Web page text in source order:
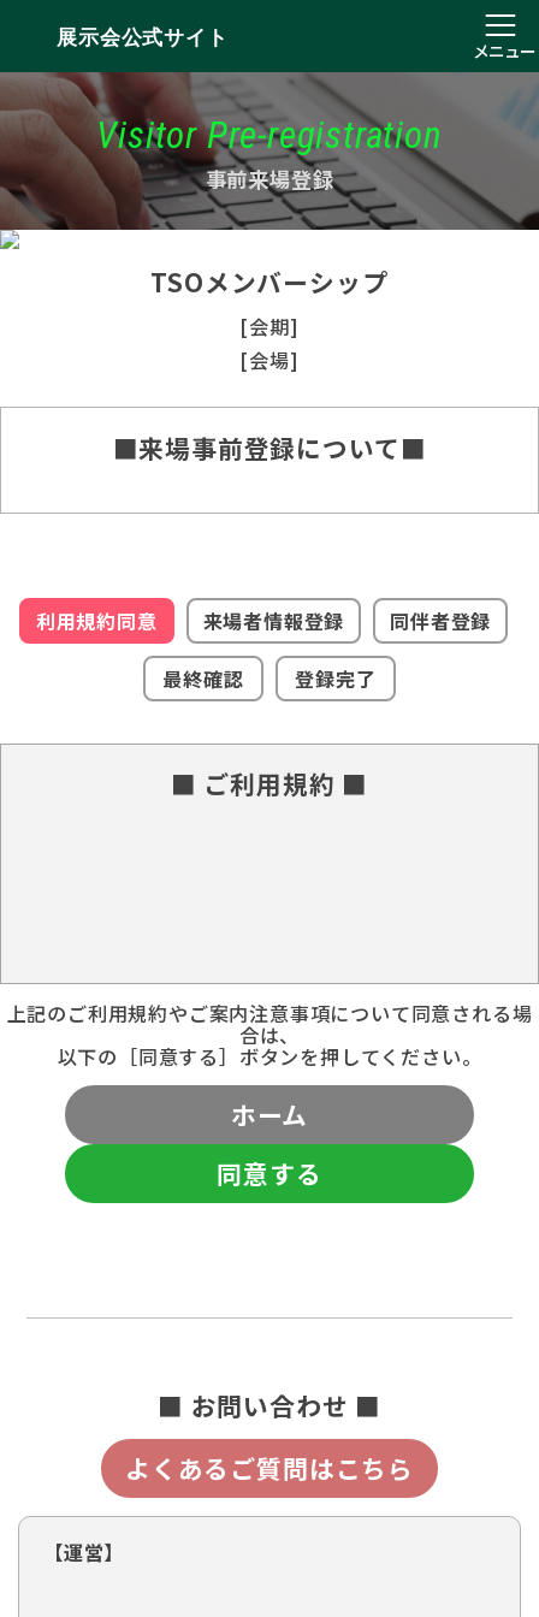
展示会公式サイト
メニュー
Visitor Pre-registration
事前来場登録
TSOメンバーシップ
[会期]
[会場]
■来場事前登録について■
利用規約同意 来場者情報登録
同伴者登録
最終確認
登録完了
■ ご利用規約 ■
上記のご利用規約やご案内注意事項について同意される場
合は、
以下の［同意する］ボタンを押してください。
ホーム
同意する
■ お問い合わせ ■
よくあるご質問はこちら
【運営】